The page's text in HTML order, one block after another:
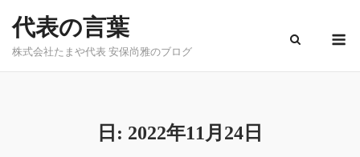
content
代表の言葉
株式会社たまや代表 安保尚雅のブログ
日: 2022年11月24日